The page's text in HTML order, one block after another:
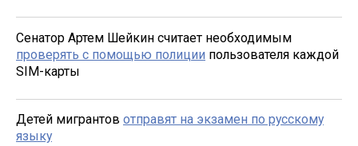
Сенатор Артем Шейкин считает необходимым
проверять с помощью полиции пользователя каждой
SIM-карты
Детей мигрантов отправят на экзамен по русскому
языку